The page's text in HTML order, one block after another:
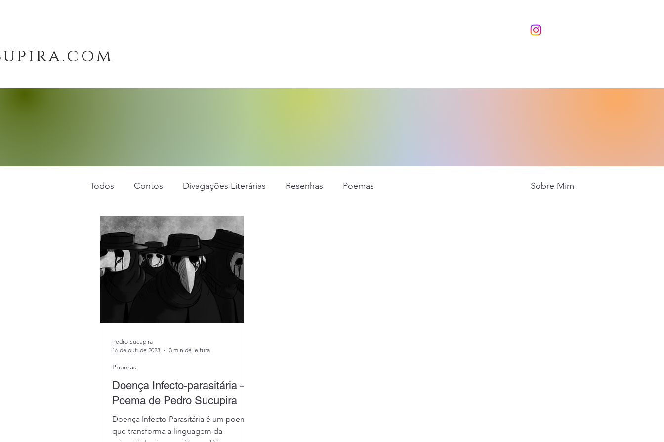
Todos Contos Divagações Literárias Resenhas Poemas Sobre Mim
Doença Infecto-parasitária —
Poema de Pedro Sucupira
Doença Infecto-Parasitária é um poema
que transforma a linguagem da
Poemas
Pedro Sucupira
16 de out. de 2023
3 min de leitura